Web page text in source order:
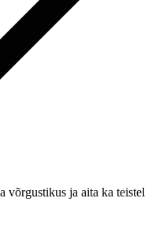
võrgustikus ja aita ka teistel